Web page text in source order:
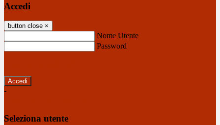
Accedi
button close ×
Nome Utente
Password
-
Seleziona utente